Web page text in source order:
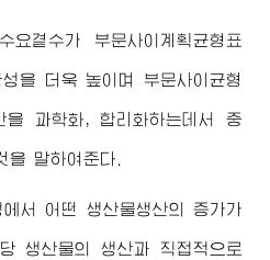
요곁수가 부문사이계획균형표
을 더욱 높이며 부문사이균형
을 과학화, 합리화하는데서 중
을 말하여준다.
서 어떤 생산물생산의 증가가
생산물의 생산과 직접적으로